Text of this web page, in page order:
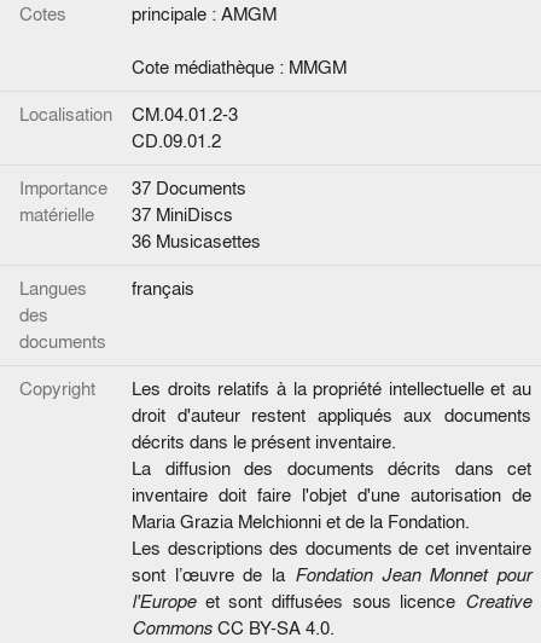
Cotes
principale : AMGM
Cote médiathèque : MMGM
Localisation
CM.04.01.2-3
CD.09.01.2
Importance
matérielle
37 Documents
37 MiniDiscs
36 Musicasettes
Langues
des
documents
français
Copyright
Les droits relatifs à la propriété intellectuelle et au
droit d'auteur restent appliqués aux documents
décrits dans le présent inventaire.
La diffusion des documents décrits dans cet
inventaire doit faire l'objet d'une autorisation de
Maria Grazia Melchionni et de la Fondation.
Les descriptions des documents de cet inventaire
sont l’œuvre de la Fondation Jean Monnet pour
l'Europeet sont diffusées sous licence Creative
CommonsCC BY-SA 4.0.